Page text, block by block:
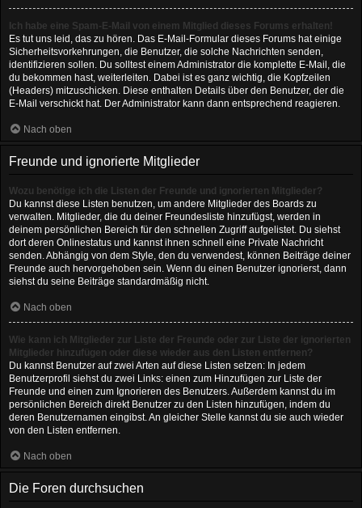
Ich habe eine Spam-E-Mail von einem Mitglied dieses Forums erhalten!
Es tut uns leid, das zu hören. Das E-Mail-Formular dieses Forums hat einige
Sicherheitsvorkehrungen, die Benutzer, die solche Nachrichten senden,
identifizieren sollen. Du solltest einem Administrator die komplette E-Mail, die
du bekommen hast, weiterleiten. Dabei ist es ganz wichtig, die Kopfzeilen
(Headers) mitzuschicken. Diese enthalten Details über den Benutzer, der die
E-Mail verschickt hat. Der Administrator kann dann entsprechend reagieren.
Nach oben
Freunde und ignorierte Mitglieder
Wozu benötige ich die Listen der Freunde und ignorierten Mitglieder?
Du kannst diese Listen benutzen, um andere Mitglieder des Boards zu
verwalten. Mitglieder, die du deiner Freundesliste hinzufügst, werden in
deinem persönlichen Bereich für den schnellen Zugriff aufgelistet. Du siehst
dort deren Onlinestatus und kannst ihnen schnell eine Private Nachricht
senden. Abhängig von dem Style, den du verwendest, können Beiträge deiner
Freunde auch hervorgehoben sein. Wenn du einen Benutzer ignorierst, dann
siehst du seine Beiträge standardmäßig nicht.
Nach oben
Wie kann ich Mitglieder zur Liste der Freunde oder zur Liste der ignorierten
Mitglieder hinzufügen oder diese wieder aus den Listen entfernen?
Du kannst Benutzer auf zwei Arten auf diese Listen setzen: In jedem
Benutzerprofil siehst du zwei Links: einen zum Hinzufügen zur Liste der
Freunde und einen zum Ignorieren des Benutzers. Außerdem kannst du im
persönlichen Bereich direkt Benutzer zu den Listen hinzufügen, indem du
deren Benutzernamen eingibst. An gleicher Stelle kannst du sie auch wieder
von den Listen entfernen.
Nach oben
Die Foren durchsuchen